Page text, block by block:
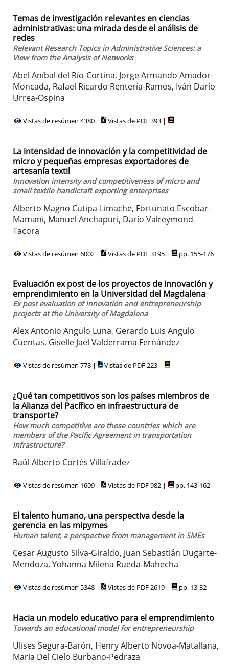
Temas de investigación relevantes en ciencias
administrativas: una mirada desde el análisis de
redes
Relevant Research Topics in Administrative Sciences: a
View from the Analysis of Networks
Abel Aníbal del Río-Cortina, Jorge Armando Amador-
Moncada, Rafael Ricardo Rentería-Ramos, Iván Darío
Urrea-Ospina
Vistas de resúmen 4380 | Vistas de PDF 393 |
La intensidad de innovación y la competitividad de
micro y pequeñas empresas exportadores de
artesanía textil
Innovation intensity and competitiveness of micro and
small textile handicraft exporting enterprises
Alberto Magno Cutipa-Limache, Fortunato Escobar-
Mamani, Manuel Anchapuri, Darío Valreymond-
Tacora
Vistas de resúmen 6002 | Vistas de PDF 3195 | pp. 155-176
Evaluación ex post de los proyectos de innovación y
emprendimiento en la Universidad del Magdalena
Ex post evaluation of innovation and entrepreneurship
projects at the University of Magdalena
Alex Antonio Angulo Luna, Gerardo Luis Angulo
Cuentas, Giselle Jael Valderrama Fernández
Vistas de resúmen 778 | Vistas de PDF 223 |
¿Qué tan competitivos son los países miembros de
la Alianza del Pacífico en infraestructura de
transporte?
How much competitive are those countries which are
members of the Pacific Agreement in transportation
infrastructure?
Raúl Alberto Cortés Villafradez
Vistas de resúmen 1609 | Vistas de PDF 982 | pp. 143-162
El talento humano, una perspectiva desde la
gerencia en las mipymes
Human talent, a perspective from management in SMEs
Cesar Augusto Silva-Giraldo, Juan Sebastián Dugarte-
Mendoza, Yohanna Milena Rueda-Mahecha
Vistas de resúmen 5348 | Vistas de PDF 2619 | pp. 13-32
Hacia un modelo educativo para el emprendimiento
Towards an educational model for entrepreneurship
Ulises Segura-Barón, Henry Alberto Novoa-Matallana,
Maria Del Cielo Burbano-Pedraza